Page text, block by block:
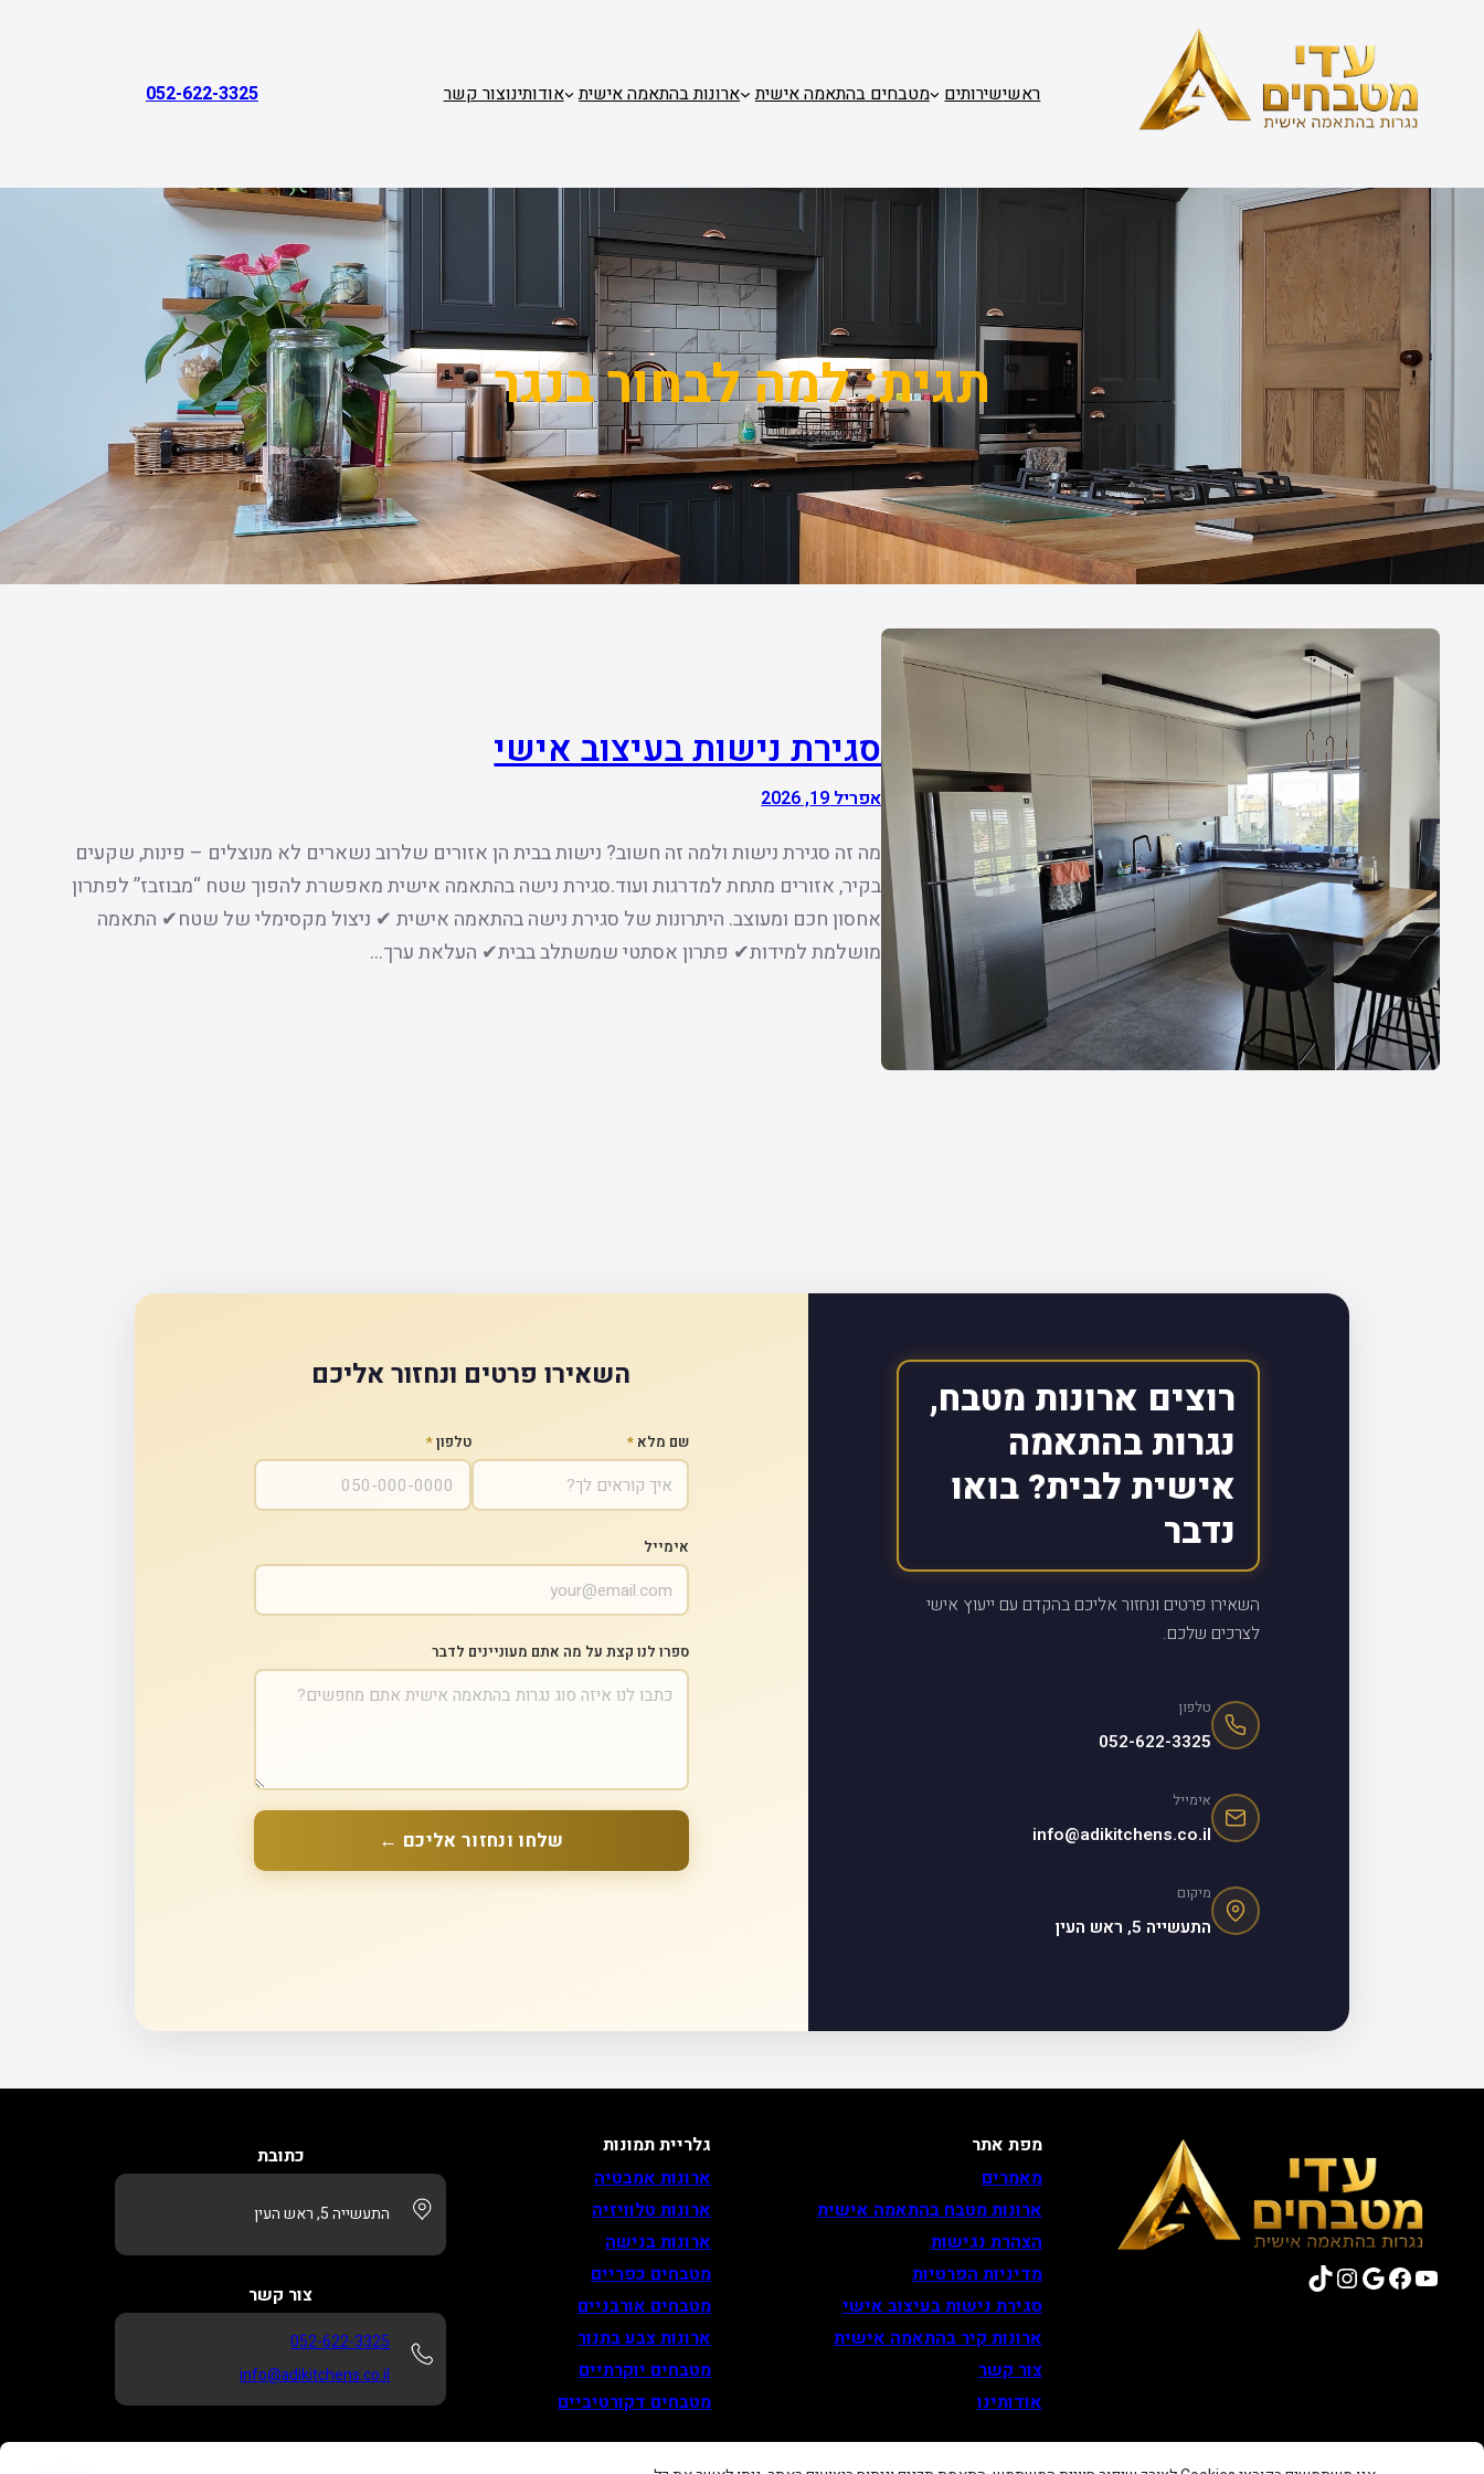
ראשישירותים מטבחים בהתאמה אישית ארונות בהתאמה אישית אודותינוצור קשר 052-622-3325
תגית:למה לבחור בנגר
סגירת נישות בעיצוב אישי
אפריל 19, 2026
מה זה סגירת נישות ולמה זה חשוב? נישות בבית הן אזורים שלרוב נשארים לא מנוצלים – פינות, שקעים
בקיר, אזורים מתחת למדרגות ועוד.סגירת נישה בהתאמה אישית מאפשרת להפוך שטח “מבוזבז” לפתרון
אחסון חכם ומעוצב. היתרונות של סגירת נישה בהתאמה אישית ✔ ניצול מקסימלי של שטח✔ התאמה
מושלמת למידות✔ פתרון אסתטי שמשתלב בבית✔ העלאת ערך…
רוצים ארונות מטבח,
נגרות בהתאמה
אישית לבית? בואו
נדבר
השאירו פרטים ונחזור אליכם בהקדם עם ייעוץ אישי
לצרכים שלכם.
טלפון
052-622-3325
אימייל
info@adikitchens.co.il
מיקום
התעשייה 5, ראש העין
השאירו פרטים ונחזור אליכם
שם מלא * טלפון*
אימייל
ספרו לנו קצת על מה אתם מעוניינים לדבר
שלחו ונחזור אליכם ←
YouTube
Facebook
Google
Instagram
TikTok
מפת אתר
מאמרים
ארונות מטבח בהתאמה אישית
הצהרת נגישות
מדיניות הפרטיות
סגירת נישות בעיצוב אישי
ארונות קיר בהתאמה אישית
צור קשר
אודותינו
גלריית תמונות
ארונות אמבטיה
ארונות טלוויזיה
ארונות בנישה
מטבחים כפריים
מטבחים אורבניים
ארונות צבע בתנור
מטבחים יוקרתיים
מטבחים דקורטיביים
כתובת
התעשייה 5, ראש העין
צור קשר
052-622-3325
info@adikitchens.co.il